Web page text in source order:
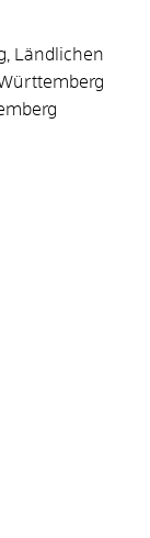
Ländlichen